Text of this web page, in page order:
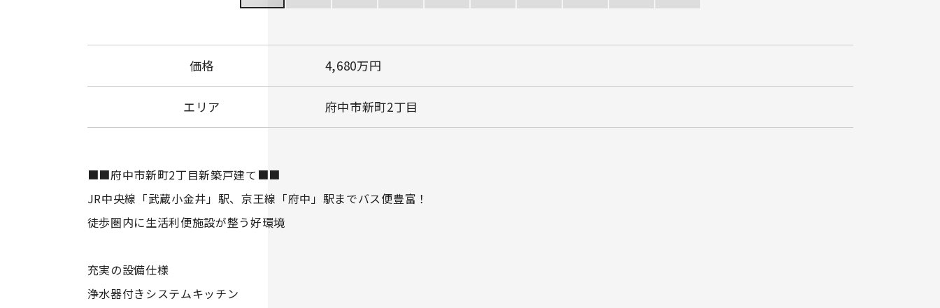
価格 4,680万円
エリア 府中市新町2丁目
■■府中市新町2丁目新築戸建て■■
JR中央線「武蔵小金井」駅、京王線「府中」駅までバス便豊富！
徒歩圏内に生活利便施設が整う好環境
充実の設備仕様
浄水器付きシステムキッチン